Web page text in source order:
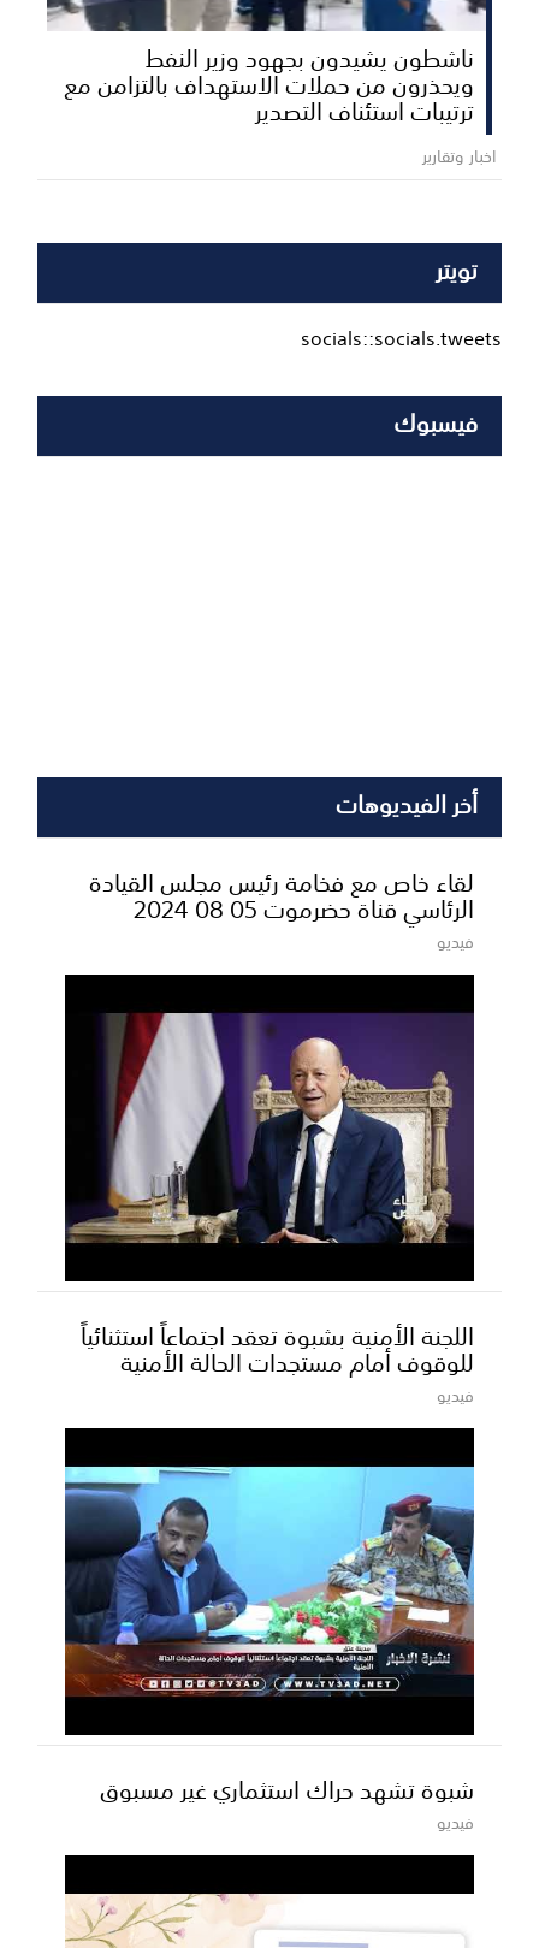
ناشطون يشيدون بجهود وزير النفط
ويحذرون من حملات الاستهداف بالتزامن مع
ترتيبات استئناف التصدير
اخبار وتقارير
تويتر
socials::socials.tweets
فيسبوك
أخر الفيديوهات
لقاء خاص مع فخامة رئيس مجلس القيادة
الرئاسي قناة حضرموت 05 08 2024
فيديو
اللجنة الأمنية بشبوة تعقد اجتماعاً استثنائياً
للوقوف أمام مستجدات الحالة الأمنية
فيديو
شبوة تشهد حراك استثماري غير مسبوق
فيديو